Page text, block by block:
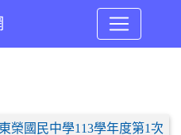
榮國民中學113學年度第1次